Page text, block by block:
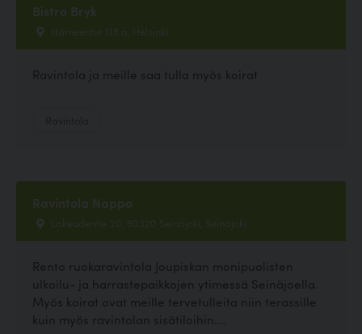
Bistro Bryk
Hämeentie 135 a, Helsinki
Ravintola ja meille saa tulla myös koirat
Ravintola Nappo
Lakeudentie 20, 60320 Seinäjoki, Seinäjoki
Rento ruokaravintola Joupiskan monipuolisten
ulkoilu- ja harrastepaikkojen ytimessä Seinäjoella.
Myös koirat ovat meille tervetulleita niin terassille
kuin myös ravintolan sisätiloihin....